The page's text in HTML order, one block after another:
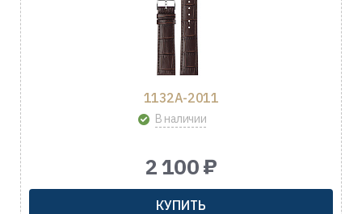
1132A-2011
В наличии
2 100 ₽
КУПИТЬ